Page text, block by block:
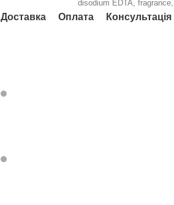
disodium EDTA,
Доставка Оплата Консультація